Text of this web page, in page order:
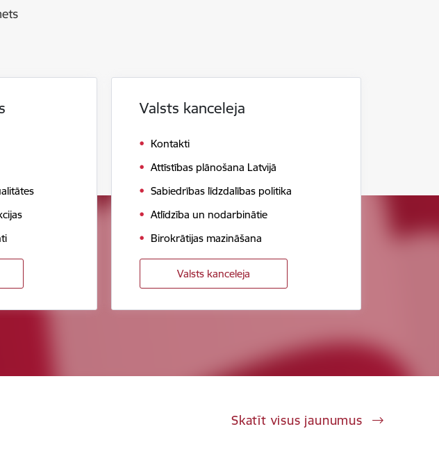
Valsts kanceleja
Kontakti
Attīstības plānošana Latvijā
Sabiedrības līdzdalības politika
Atlīdzība un nodarbinātie
Birokrātijas mazināšana
Valsts kanceleja
Skatīt visus jaunumus